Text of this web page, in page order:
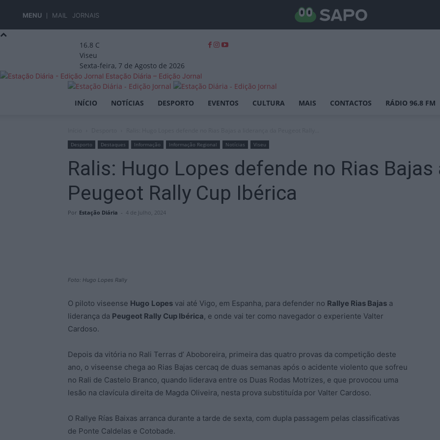
MENU MAIL JORNAIS
16.8 C
Viseu
Sexta-feira, 7 de Agosto de 2026
Estação Diária – Edição Jornal
INÍCIO NOTÍCIAS DESPORTO EVENTOS CULTURA MAIS CONTACTOS RÁDIO 96.8 FM
Desporto Destaques Informação Informação Regional Notícias Viseu
Ralis: Hugo Lopes defende no Rias
Peugeot Rally Cup Ibérica
Por Estação Diária - 4 de Julho, 2024
Foto: Hugo Lopes Rally
O piloto viseense Hugo Lopes vai até Vigo, em Espanha, para defender no Rallye Rias Bajas a
liderança da Peugeot Rally Cup Ibérica, e onde vai ter como navegador o experiente Valter
Cardoso.
Depois da vitória no Rali Terras d’ Aboboreira, primeira das quatro provas da competição deste
ano, o viseense chega ao Rias Bajas cercaq de duas semanas após o acidente violento que sofreu
no Rali de Castelo Branco, quando liderava entre os Duas Rodas Motrizes, e que provocou uma
lesão na clavícula direita de Magda Oliveira, nesta prova substituída por Valter Cardoso.
O Rallye Rías Baixas arranca durante a tarde de sexta, com dupla passagem pelas classificativas
de Ponte Caldelas e Cotobade.